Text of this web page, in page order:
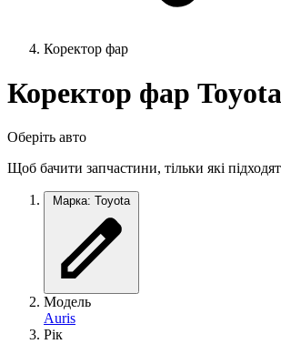
Коректор фар
Коректор фар Toyota
Оберіть авто
Щоб бачити запчастини, тільки які
Марка: Toyota
Модель
Auris
Рік